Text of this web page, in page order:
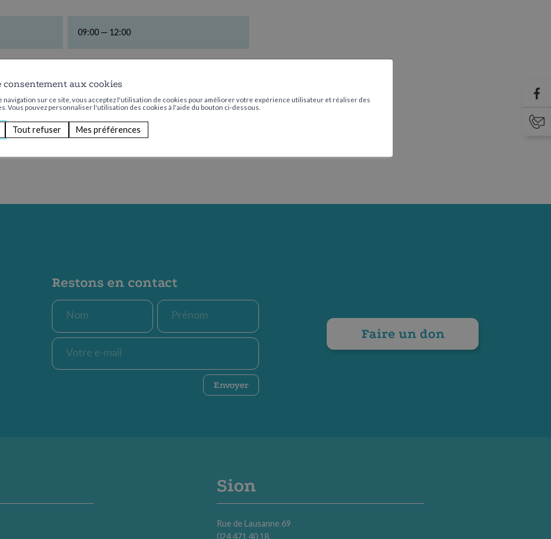
09:00 — 12:00
Restons en contact
Nom Prénom
E-
mail
*
Envoyer
Faire un don
Sion
Rue de Lausanne 69
024 471 40 18
consentement aux cookies
navigation sur ce site, vous acceptez l'utilisation de cookies pour améliorer votre expérience utilisateur et réaliser des
Vous pouvez personnaliser l'utilisation des cookies à l'aide du bouton ci-dessous.
Tout refuser Mes préférences